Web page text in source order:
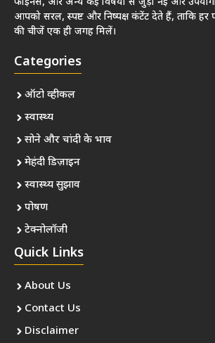
आपको सरल, स्पष्ट और निष्पक्ष कंटेंट देते हैं, ताकि
की चीजें एक ही जगह मिलें।
Categories
ऑटो व्हीकल
स्वास्थ्य
सोने और चांदी के भाव
मेहंदी डिज़ाइन
स्वास्थ्य सुझाव
पोषण
टेक्नोलॉजी
Quick Links
About Us
Contact Us
Disclaimer